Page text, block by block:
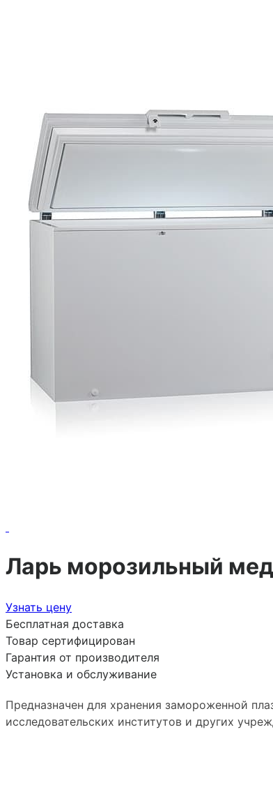
Ларь морозильный
Узнать цену
Бесплатная доставка
Товар сертифицирован
Гарантия от производителя
Установка и обслуживание
Предназначен для хранения замороженной
исследовательских институтов и других